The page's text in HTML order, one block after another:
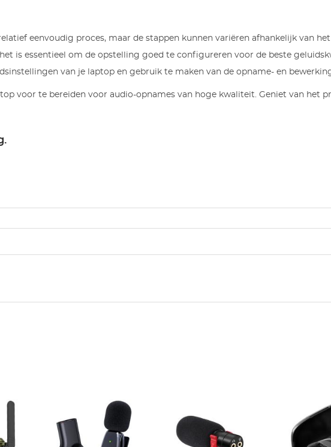
eenvoudig proces, maar de stappen kunnen variëren afhankelijk van
is essentieel om de opstelling goed te configureren voor de beste
van je laptop en gebruik te maken van de opname- en
voor te bereiden voor audio-opnames van hoge kwaliteit. Geniet van het